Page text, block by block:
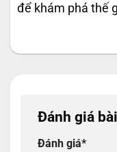
để khám phá thế
Đánh giá
Đánh giá*